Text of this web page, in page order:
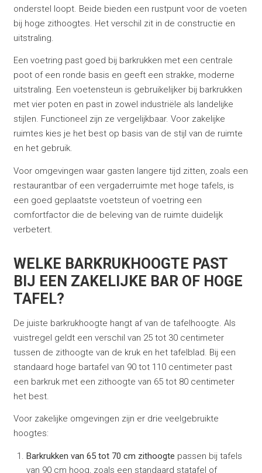
onderstel loopt. Beide bieden een rustpunt voor de voeten
bij hoge zithoogtes. Het verschil zit in de constructie en
uitstraling.
Een voetring past goed bij barkrukken met een centrale
poot of een ronde basis en geeft een strakke, moderne
uitstraling. Een voetensteun is gebruikelijker bij barkrukken
met vier poten en past in zowel industriële als landelijke
stijlen. Functioneel zijn ze vergelijkbaar. Voor zakelijke
ruimtes kies je het best op basis van de stijl van de ruimte
en het gebruik.
Voor omgevingen waar gasten langere tijd zitten, zoals een
restaurantbar of een vergaderruimte met hoge tafels, is
een goed geplaatste voetsteun of voetring een
comfortfactor die de beleving van de ruimte duidelijk
verbetert.
WELKE BARKRUKHOOGTE PAST
BIJ EEN ZAKELIJKE BAR OF HOGE
TAFEL?
De juiste barkrukhoogte hangt af van de tafelhoogte. Als
vuistregel geldt een verschil van 25 tot 30 centimeter
tussen de zithoogte van de kruk en het tafelblad. Bij een
standaard hoge bartafel van 90 tot 110 centimeter past
een barkruk met een zithoogte van 65 tot 80 centimeter
het best.
Voor zakelijke omgevingen zijn er drie veelgebruikte
hoogtes:
Barkrukken van 65 tot 70 cm zithoogte passen bij tafels
van 90 cm hoog, zoals een standaard statafel of